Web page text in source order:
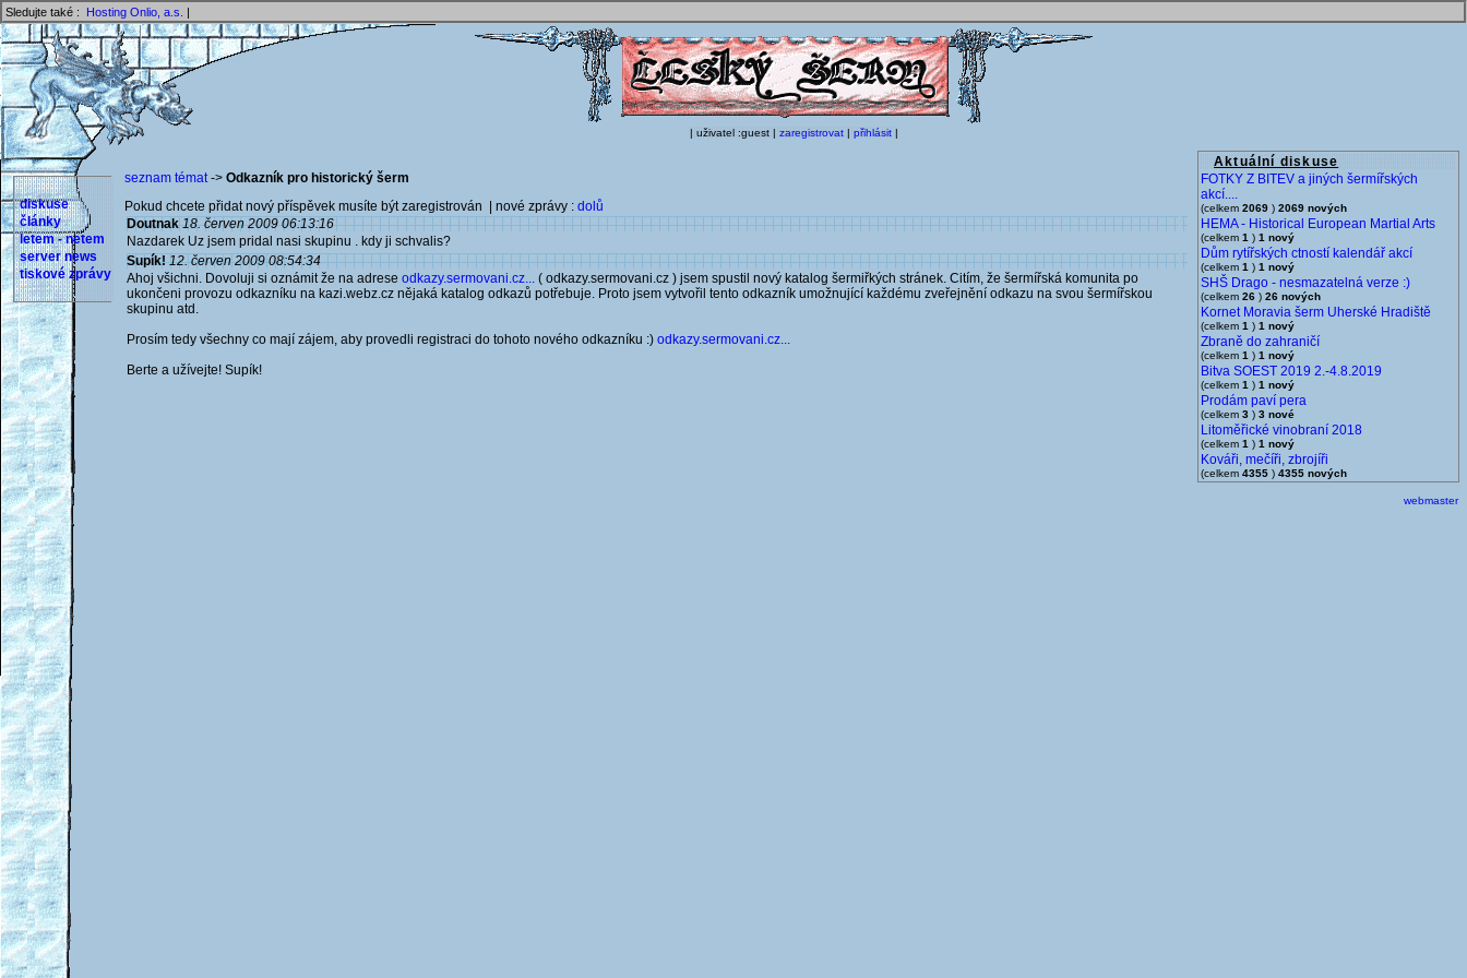
Sledujte také : Hosting Onlio, a.s. |
| uživatel :guest | zaregistrovat | přihlásit |
Aktuální diskuse
FOTKY Z BITEV a jiných šermířských
akcí....
(celkem 2069 ) 2069 nových
HEMA - Historical European Martial Arts
(celkem 1 ) 1 nový
Dům rytířských ctností kalendář akcí
(celkem 1 ) 1 nový
SHŠ Drago - nesmazatelná verze :)
(celkem 26 ) 26 nových
Kornet Moravia šerm Uherské Hradiště
(celkem 1 ) 1 nový
Zbraně do zahraničí
(celkem 1 ) 1 nový
Bitva SOEST 2019 2.-4.8.2019
(celkem 1 ) 1 nový
Prodám paví pera
(celkem 3 ) 3 nové
Litoměřické vinobraní 2018
(celkem 1 ) 1 nový
Kováři, mečíři, zbrojíři
(celkem 4355 ) 4355 nových
diskuse
články
letem - netem
server news
tiskové zprávy
seznam témat-> Odkazník pro historický šerm
Pokud chcete přidat nový příspěvek musíte být zaregistrován | nové zprávy : dolů
Doutnak 18. červen 2009 06:13:16
Nazdarek Uz jsem pridal nasi skupinu . kdy ji schvalis?
Supík! 12. červen 2009 08:54:34
Ahoj všichni. Dovoluji si oznámit že na adrese odkazy.sermovani.cz... ( odkazy.sermovani.cz ) jsem spustil nový katalog šermiřkých stránek. Citím, že šermířská komunita po
ukončeni provozu odkazníku na kazi.webz.cz nějaká katalog odkazů potřebuje. Proto jsem vytvořil tento odkazník umožnující každému zveřejnění odkazu na svou šermířskou
skupinu atd.
Prosím tedy všechny co mají zájem, aby provedli registraci do tohoto nového odkazníku :) odkazy.sermovani.cz...
Berte a užívejte! Supík!
webmaster